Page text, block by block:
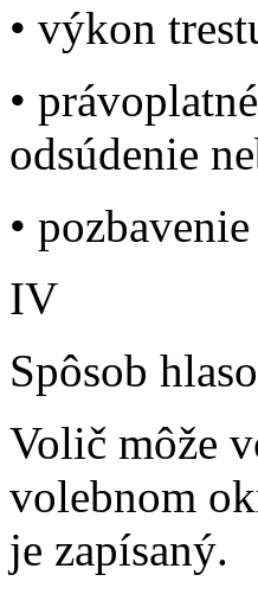
• výkon
•
odsúdenie
•
IV
Spôsob
Volič môže
volebnom
je zapísaný.